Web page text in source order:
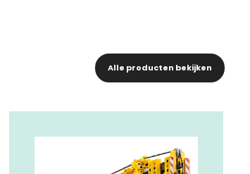
Alle producten bekijken